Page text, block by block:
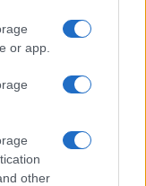
or app.
other